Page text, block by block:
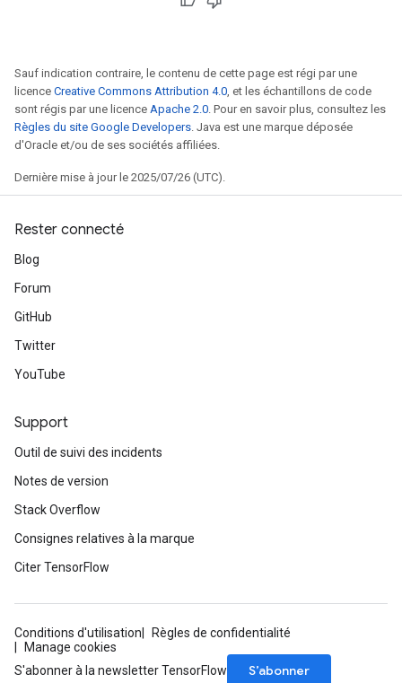
Sauf indication contraire, le contenu de cette page est régi par une
licence Creative Commons Attribution 4.0 , et les échantillons de code
sont régis par une licence Apache 2.0 . Pour en savoir plus, consultez les
Règles du site Google Developers . Java est une marque déposée
d'Oracle et/ou de ses sociétés affiliées.
Dernière mise à jour le 2025/07/26 (UTC).
Rester connecté
Blog
Forum
GitHub
Twitter
YouTube
Support
Outil de suivi des incidents
Notes de version
Stack Overflow
Consignes relatives à la marque
Citer TensorFlow
Conditions d'utilisation
Règles de confidentialité
Manage cookies
S'abonner à la newsletter TensorFlow
S’abonner